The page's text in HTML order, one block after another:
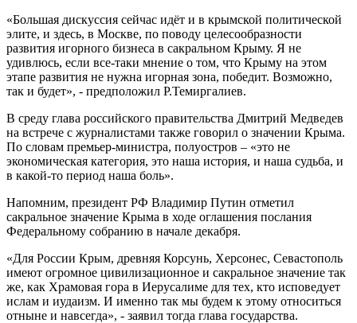
«Большая дискуссия сейчас идёт и в крымской политической
элите, и здесь, в Москве, по поводу целесообразности
развития игорного бизнеса в сакральном Крыму. Я не
удивлюсь, если все-таки мнение о том, что Крыму на этом
этапе развития не нужна игорная зона, победит. Возможно,
так и будет», - предположил Р.Темиргалиев.
В среду глава российского правительства Дмитрий Медведев
на встрече с журналистами также говорил о значении Крыма.
По словам премьер-министра, полуостров – «это не
экономическая категория, это наша история, и наша судьба, и
в какой-то период наша боль».
Напомним, президент РФ Владимир Путин отметил
сакральное значение Крыма в ходе оглашения послания
Федеральному собранию в начале декабря.
«Для России Крым, древняя Корсунь, Херсонес, Севастополь
имеют огромное цивилизационное и сакральное значение так
же, как Храмовая гора в Иерусалиме для тех, кто исповедует
ислам и иудаизм. И именно так мы будем к этому относиться
отныне и навсегда», - заявил тогда глава государства.